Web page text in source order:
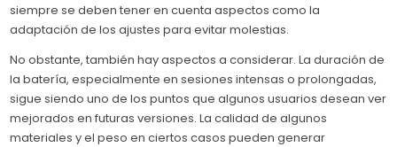
siempre se deben tener en cuenta aspectos como la
adaptación de los ajustes para evitar molestias.
No obstante, también hay aspectos a considerar. La duración de
la batería, especialmente en sesiones intensas o prolongadas,
sigue siendo uno de los puntos que algunos usuarios desean ver
mejorados en futuras versiones. La calidad de algunos
materiales y el peso en ciertos casos pueden generar